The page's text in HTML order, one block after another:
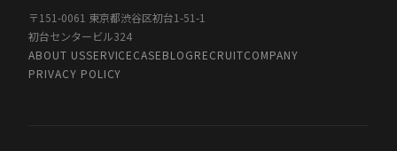
〒151-0061 東京都渋谷区初台1-51-1
初台センタービル324
ABOUT USSERVICECASEBLOGRECRUITCOMPANY
PRIVACY POLICY